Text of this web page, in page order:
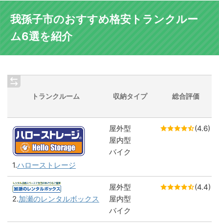
我孫子市のおすすめ格安トランクルー
ム6選を紹介
トランクルーム 収納タイプ 総合評価
1.ハローストレージ
屋外型
屋内型
バイク
(4.6)
2.加瀬のレンタルボックス
屋外型
屋内型
バイク
(4.4)